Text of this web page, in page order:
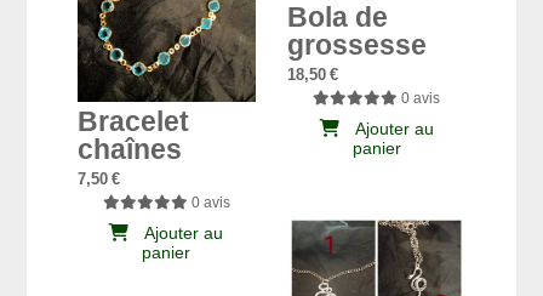
Bracelet
chaînes
7,50€
0 avis
Ajouter au
panier
Bola de
grossesse
18,50 €
0 avis
Ajouter au
panier